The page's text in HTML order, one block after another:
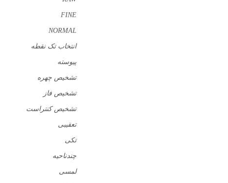
FINE
NORMAL
انتخاب تک نقطه
پیوسته
تشخیص چهره
تشخیص فاز
تشخیص کنتراست
تعقیبی
تکی
چندناحیه
لمسی